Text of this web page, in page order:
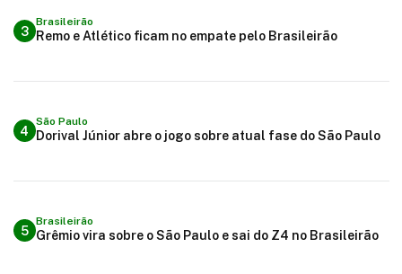
3
Brasileirão
Remo e Atlético ficam no empate pelo Brasileirão
4
São Paulo
Dorival Júnior abre o jogo sobre atual fase do São Paulo
5
Brasileirão
Grêmio vira sobre o São Paulo e sai do Z4 no Brasileirão